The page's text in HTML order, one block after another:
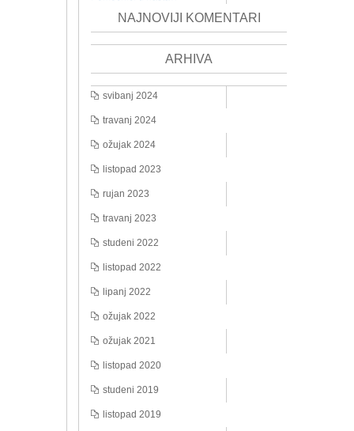
NAJNOVIJI KOMENTARI
ARHIVA
svibanj 2024
travanj 2024
ožujak 2024
listopad 2023
rujan 2023
travanj 2023
studeni 2022
listopad 2022
lipanj 2022
ožujak 2022
ožujak 2021
listopad 2020
studeni 2019
listopad 2019